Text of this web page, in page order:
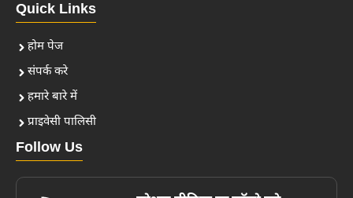
Quick Links
होम पेज
संपर्क करे
हमारे बारे में
प्राइवेसी पालिसी
Follow Us